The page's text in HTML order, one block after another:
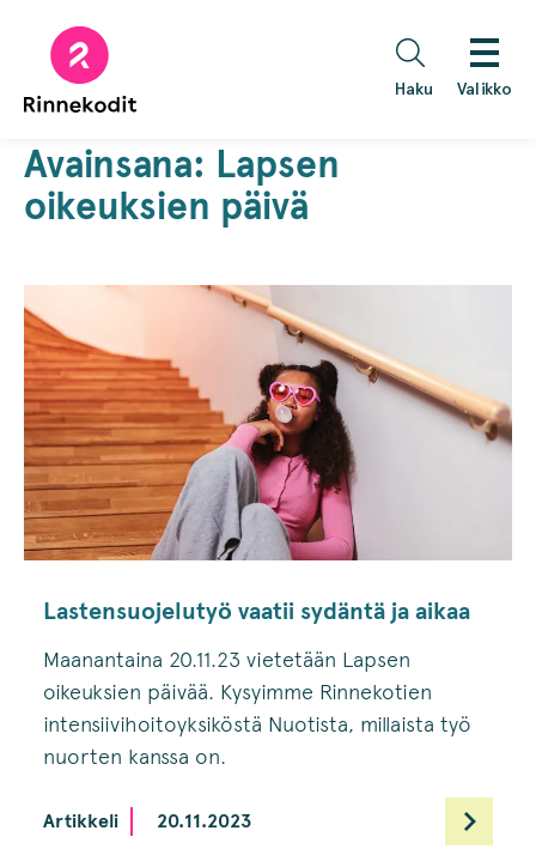
sisältöön
Haku Valikko
Avainsana: Lapsen
oikeuksien päivä
Lastensuojelutyö vaatii sydäntä ja aikaa
Maanantaina 20.11.23 vietetään Lapsen
oikeuksien päivää. Kysyimme Rinnekotien
intensiivihoitoyksiköstä Nuotista, millaista työ
nuorten kanssa on.
Artikkeli 20.11.2023